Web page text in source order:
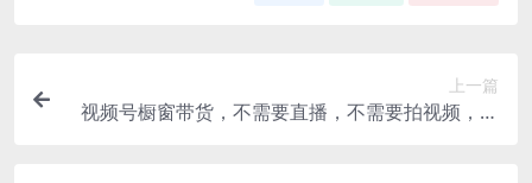
上一篇
视频号橱窗带货，不需要直播，不需要拍视频，一